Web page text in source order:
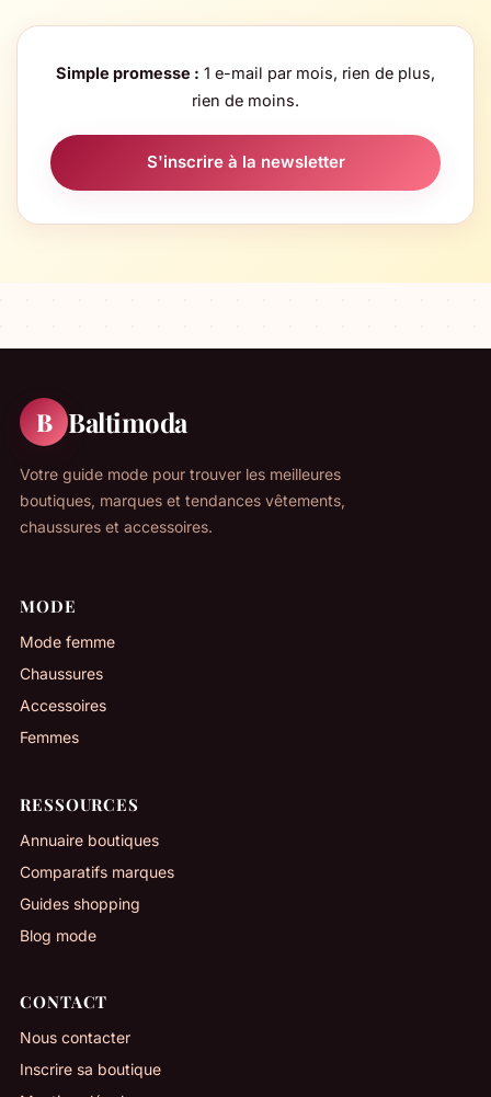
Simple promesse : 1 e-mail par mois, rien de plus,
rien de moins.
S'inscrire à la newsletter
B Baltimoda
Votre guide mode pour trouver les meilleures
boutiques, marques et tendances vêtements,
chaussures et accessoires.
MODE
Mode femme
Chaussures
Accessoires
Femmes
RESSOURCES
Annuaire boutiques
Comparatifs marques
Guides shopping
Blog mode
CONTACT
Nous contacter
Inscrire sa boutique